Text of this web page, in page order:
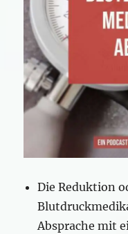
Die Reduktion
Absprache mit